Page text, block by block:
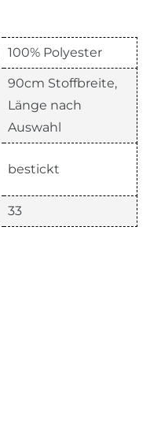
100% Polyester
90cm Stoffbreite,
Länge nach
Auswahl
bestickt
33